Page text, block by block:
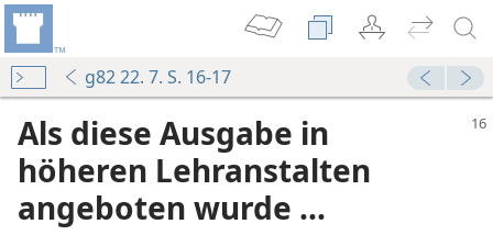
g82 22. 7. S. 16-17
Als diese Ausgabe in
höheren Lehranstalten
angeboten wurde ...